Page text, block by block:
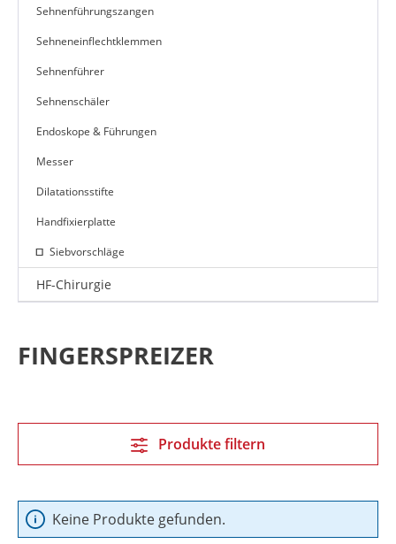
Sehnenführungszangen
Sehneneinflechtklemmen
Sehnenführer
Sehnenschäler
Endoskope & Führungen
Messer
Dilatationsstifte
Handfixierplatte
Siebvorschläge
HF-Chirurgie
FINGERSPREIZER
Produkte filtern
Keine Produkte gefunden.